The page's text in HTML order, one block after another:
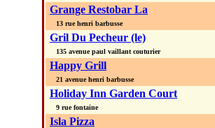
Grange Restobar La
13 rue henri barbusse
Gril Du Pecheur (le)
135 avenue paul vaillant couturier
Happy Grill
21 avenue henri barbusse
Holiday Inn Garden Court
9 rue fontaine
Isla Pizza